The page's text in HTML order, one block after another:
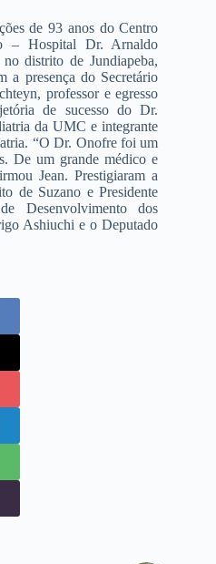
de 93 anos do Centro
– Hospital Dr. Arnaldo
distrito de Jundiapeba,
a presença do Secretário
professor e egresso
de sucesso do Dr.
da UMC e integrante
“O Dr. Onofre foi um
De um grande médico e
Jean. Prestigiaram a
de Suzano e Presidente
Desenvolvimento dos
Ashiuchi e o Deputado